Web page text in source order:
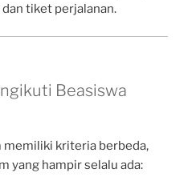
tiket perjalanan.
Beasiswa
kriteria berbeda,
yang hampir selalu ada: